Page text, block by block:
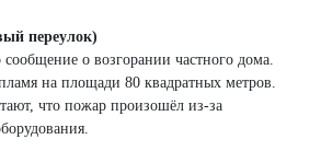
переулок)
о возгорании частного дома.
на площади 80 квадратных метров.
что пожар произошёл из-за